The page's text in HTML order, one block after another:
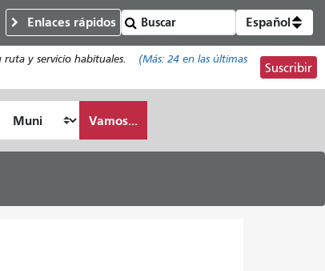
Enlaces rápidos Español
y servicio habituales. (Más: 24 en las últimas
Suscribir
Vamos...